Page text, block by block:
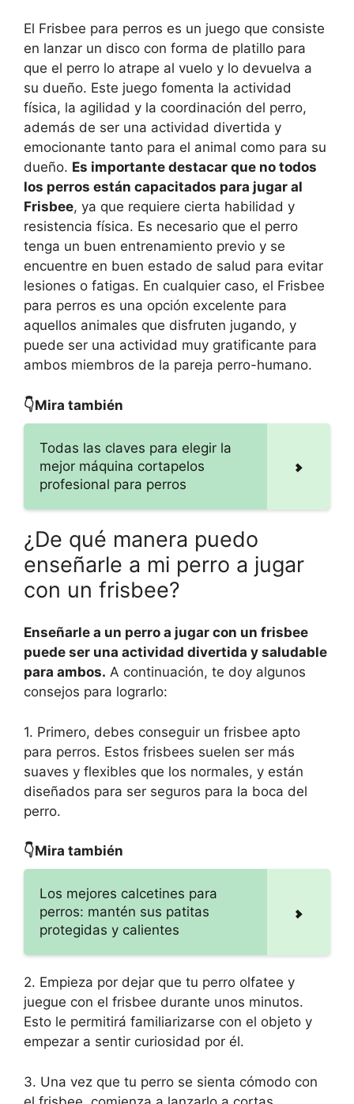
El Frisbee para perros es un juego que consiste
en lanzar un disco con forma de platillo para
que el perro lo atrape al vuelo y lo devuelva a
su dueño. Este juego fomenta la actividad
física, la agilidad y la coordinación del perro,
además de ser una actividad divertida y
emocionante tanto para el animal como para su
dueño. Es importante destacar que no todos
los perros están capacitados para jugar al
Frisbee, ya que requiere cierta habilidad y
resistencia física. Es necesario que el perro
tenga un buen entrenamiento previo y se
encuentre en buen estado de salud para evitar
lesiones o fatigas. En cualquier caso, el Frisbee
para perros es una opción excelente para
aquellos animales que disfruten jugando, y
puede ser una actividad muy gratificante para
ambos miembros de la pareja perro-humano.
👇Mira también
Todas las claves para elegir la
mejor máquina cortapelos
profesional para perros
¿De qué manera puedo
enseñarle a mi perro a jugar
con un frisbee?
Enseñarle a un perro a jugar con un frisbee
puede ser una actividad divertida y saludable
para ambos. A continuación, te doy algunos
consejos para lograrlo:
1. Primero, debes conseguir un frisbee apto
para perros. Estos frisbees suelen ser más
suaves y flexibles que los normales, y están
diseñados para ser seguros para la boca del
perro.
👇Mira también
Los mejores calcetines para
perros: mantén sus patitas
protegidas y calientes
2. Empieza por dejar que tu perro olfatee y
juegue con el frisbee durante unos minutos.
Esto le permitirá familiarizarse con el objeto y
empezar a sentir curiosidad por él.
3. Una vez que tu perro se sienta cómodo con